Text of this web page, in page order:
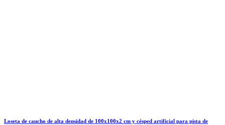
Loseta de caucho de alta densidad de 100x100x2 cm y césped artificial para pista de